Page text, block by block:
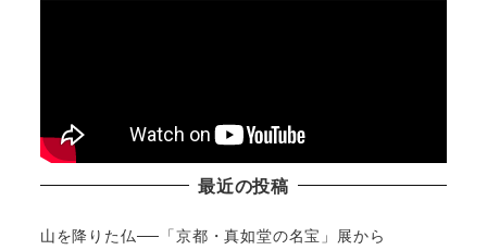
最近の投稿
山を降りた仏──「京都・真如堂の名宝」展から